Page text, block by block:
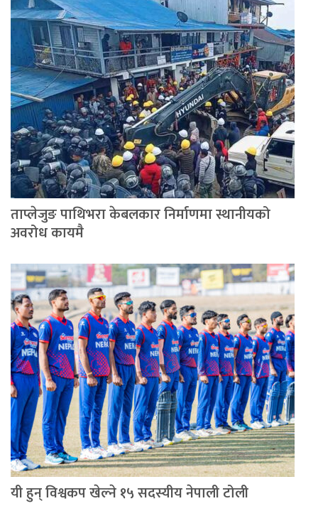
ताप्लेजुङ पाथिभरा केबलकार निर्माणमा स्थानीयको
अवरोध कायमै
यी हुन् विश्वकप खेल्ने १५ सदस्यीय नेपाली टोली